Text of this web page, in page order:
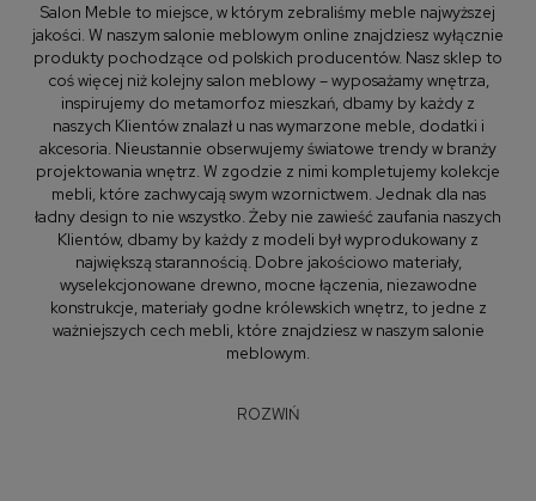
Salon Meble to miejsce, w którym zebraliśmy meble najwyższej
jakości. W naszym salonie meblowym online znajdziesz wyłącznie
produkty pochodzące od polskich producentów. Nasz sklep to
coś więcej niż kolejny salon meblowy – wyposażamy wnętrza,
inspirujemy do metamorfoz mieszkań, dbamy by każdy z
naszych Klientów znalazł u nas wymarzone meble, dodatki i
akcesoria. Nieustannie obserwujemy światowe trendy w branży
projektowania wnętrz. W zgodzie z nimi kompletujemy kolekcje
mebli, które zachwycają swym wzornictwem. Jednak dla nas
ładny design to nie wszystko. Żeby nie zawieść zaufania naszych
Klientów, dbamy by każdy z modeli był wyprodukowany z
największą starannością. Dobre jakościowo materiały,
wyselekcjonowane drewno, mocne łączenia, niezawodne
konstrukcje, materiały godne królewskich wnętrz, to jedne z
ważniejszych cech mebli, które znajdziesz w naszym salonie
meblowym.
W naszym salonie meblowym znajdziesz
ROZWIŃ